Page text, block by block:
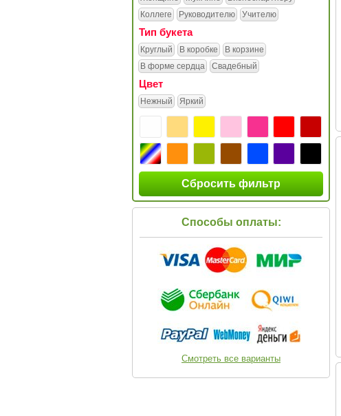
Коллеге
Руководителю Учителю
Тип букета
Круглый В коробке
В корзине
В форме сердца
Свадебный
Цвет
Нежный Яркий
Сбросить фильтр
Способы оплаты:
Смотреть все варианты